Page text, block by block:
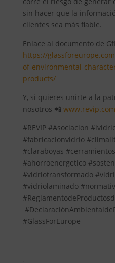
sin hacer que la
clientes sea más fiable.
Enlace al documento de
https://
of-environmental-
products/
Y, si quieres unirte a la
nosotros 📲 www.revip.com
#REVIP #Asociacion
#fabricacionvidrio
#claraboyas
#ahorroenergetico
#vidriotransformado
#vidriolaminado
#GlassForEurope